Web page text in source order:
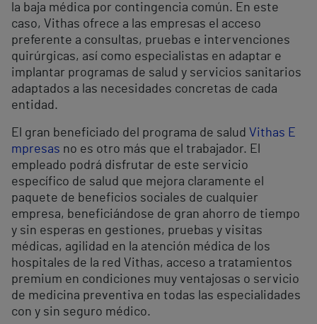
la baja médica por contingencia común. En este
caso, Vithas ofrece a las empresas el acceso
preferente a consultas, pruebas e intervenciones
quirúrgicas, así como especialistas en adaptar e
implantar programas de salud y servicios sanitarios
adaptados a las necesidades concretas de cada
entidad.
El gran beneficiado del programa de salud Vithas E
mpresas no es otro más que el trabajador. El
empleado podrá disfrutar de este servicio
específico de salud que mejora claramente el
paquete de beneficios sociales de cualquier
empresa, beneficiándose de gran ahorro de tiempo
y sin esperas en gestiones, pruebas y visitas
médicas, agilidad en la atención médica de los
hospitales de la red Vithas, acceso a tratamientos
premium en condiciones muy ventajosas o servicio
de medicina preventiva en todas las especialidades
con y sin seguro médico.